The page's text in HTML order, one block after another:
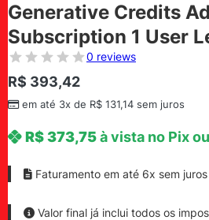
Generative Credits
Subscription 1 User
0 reviews
R$ 393,42
em até 3x de R$ 131,14 sem juros
R$373,75à vista no Pix
Faturamento em até 6x sem
Valor final já inclui todos os